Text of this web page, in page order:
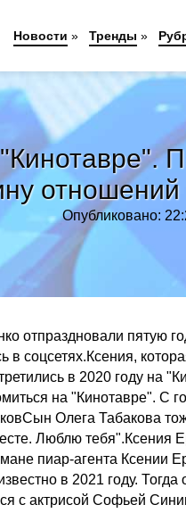
Опубликовано:
отпраздновали пятую
соцсетях.Ксения,
в 2020 году на
на "Кинотавре". С
Олега Табакова
Люблю тебя".Ксения
пиар-агента Ксении
в 2021 году. Тогда
с актрисой Софьей
Новости » Тренды »